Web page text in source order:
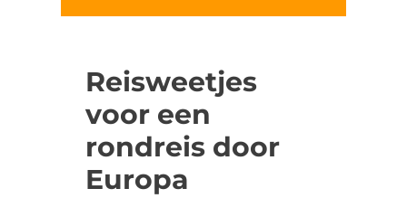
Reisweetjes
voor een
rondreis door
Europa